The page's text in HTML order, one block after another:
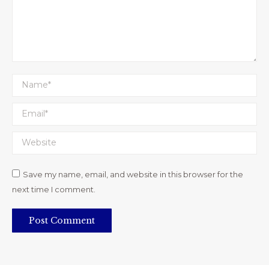
Name *
Email *
Website
Save my name, email, and website in this browser for the
next time I comment.
Post Comment